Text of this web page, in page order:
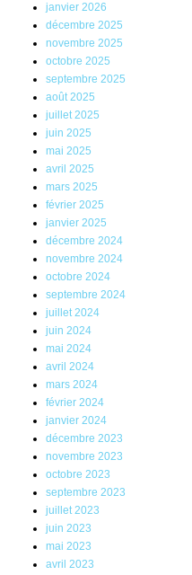
janvier 2026
décembre 2025
novembre 2025
octobre 2025
septembre 2025
août 2025
juillet 2025
juin 2025
mai 2025
avril 2025
mars 2025
février 2025
janvier 2025
décembre 2024
novembre 2024
octobre 2024
septembre 2024
juillet 2024
juin 2024
mai 2024
avril 2024
mars 2024
février 2024
janvier 2024
décembre 2023
novembre 2023
octobre 2023
septembre 2023
juillet 2023
juin 2023
mai 2023
avril 2023